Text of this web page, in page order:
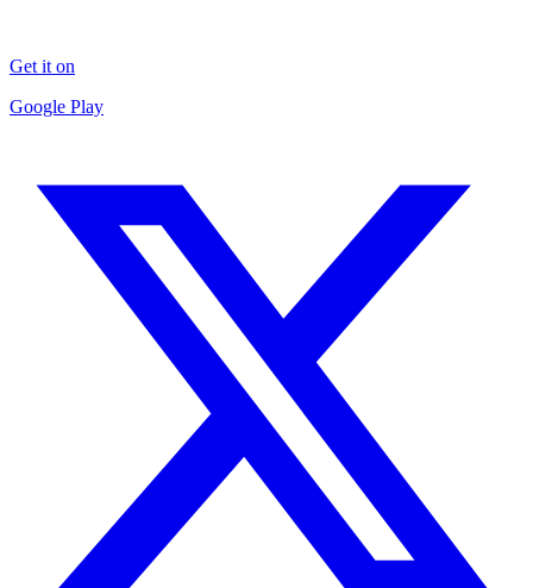
Get it on
Google Play